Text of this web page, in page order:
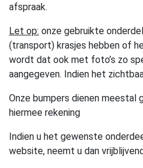
afspraak.
Let op: onze gebruikte
(transport) krasjes hebben of
wordt dat ook met foto’s zo
aangegeven. Indien het
Onze bumpers dienen meestal
hiermee rekening
Indien u het gewenste
website, neemt u dan